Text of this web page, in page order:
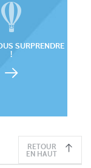
SURPRENDRE
!
RETOUR
EN HAUT